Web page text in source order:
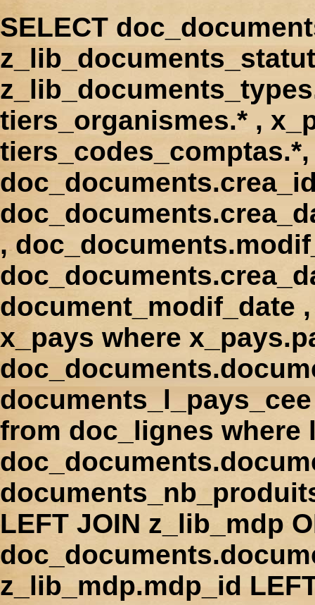
SELECT
tiers_organismes.* ,
,
document_modif_date
x_pays where
from doc_lignes where
LEFT JOIN z_lib_mdp
z_lib_mdp.mdp_id